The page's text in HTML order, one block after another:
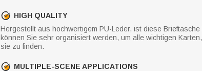
HIGH QUALITY
Hergestellt aus hochwertigem PU-Leder, ist diese
können Sie sehr organisiert werden, um alle wichtigen
sie zu finden.
MULTIPLE-SCENE APPLICATIONS